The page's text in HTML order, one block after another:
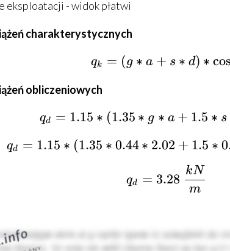
charakterystycznych
{q_k} =
qk = (g ∗ a + s ∗ d) ∗ cos
obliczeniowych
{q_d} =
qd = 1.15 ∗ (1.35 ∗ g ∗ a + 1.5 ∗ s
{q_d} =
qd = 1.15 ∗ (1.35 ∗ 0.44 ∗ 2.02 + 1.5 ∗
{q_d} =
qd = 3.28
m
kN